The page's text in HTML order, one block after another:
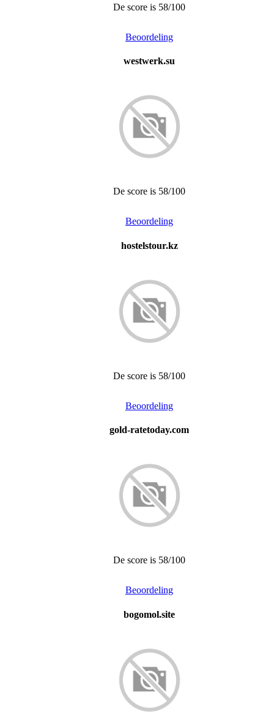
De score is 58/100
Beoordeling
westwerk.su
De score is 58/100
Beoordeling
hostelstour.kz
De score is 58/100
Beoordeling
gold-ratetoday.com
De score is 58/100
Beoordeling
bogomol.site